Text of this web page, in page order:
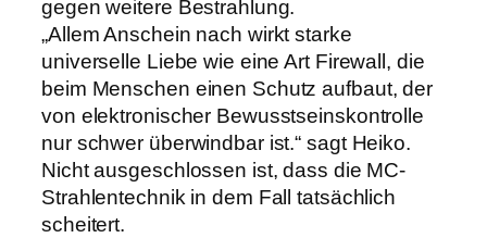
gegen weitere Bestrahlung.
„Allem Anschein nach wirkt starke
universelle Liebe wie eine Art Firewall, die
beim Menschen einen Schutz aufbaut, der
von elektronischer Bewusstseinskontrolle
nur schwer überwindbar ist.“ sagt Heiko.
Nicht ausgeschlossen ist, dass die MC-
Strahlentechnik in dem Fall tatsächlich
scheitert.